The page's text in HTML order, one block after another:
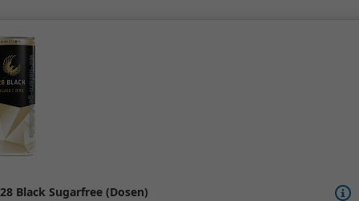
28 Black Sugarfree (Dosen)